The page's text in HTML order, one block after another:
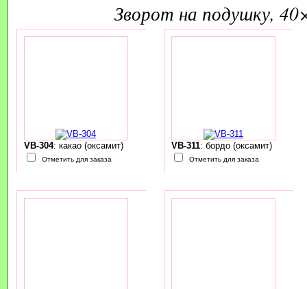
зворот на подушку,
VB-304: какао (оксамит)
Отметить для заказа
VB-311: бордо (оксамит)
Отметить для заказа